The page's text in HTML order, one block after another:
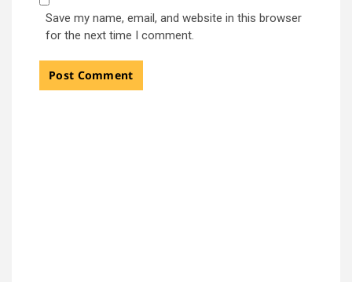
Save my name, email, and website in this browser
for the next time I comment.